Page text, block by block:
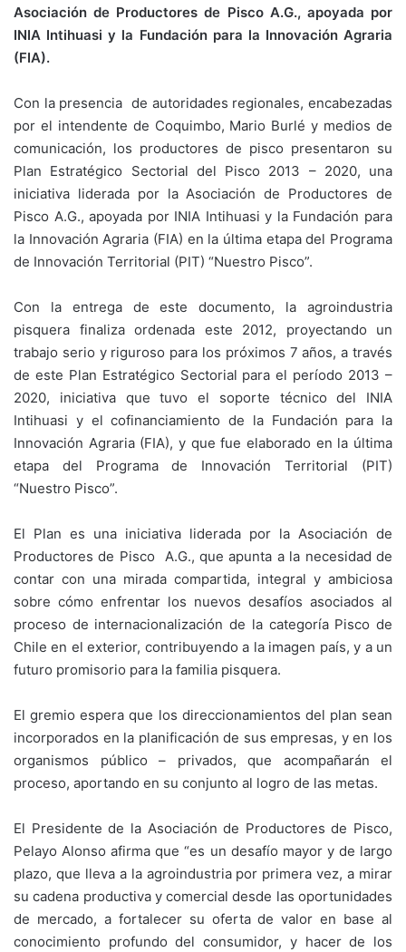
Asociación de Productores de Pisco A.G., apoyada por
INIA Intihuasi y la Fundación para la Innovación Agraria
(FIA).
Con la presencia de autoridades regionales, encabezadas
por el intendente de Coquimbo, Mario Burlé y medios de
comunicación, los productores de pisco presentaron su
Plan Estratégico Sectorial del Pisco 2013 – 2020, una
iniciativa liderada por la Asociación de Productores de
Pisco A.G., apoyada por INIA Intihuasi y la Fundación para
la Innovación Agraria (FIA) en la última etapa del Programa
de Innovación Territorial (PIT) “Nuestro Pisco”.
Con la entrega de este documento, la agroindustria
pisquera finaliza ordenada este 2012, proyectando un
trabajo serio y riguroso para los próximos 7 años, a través
de este Plan Estratégico Sectorial para el período 2013 –
2020, iniciativa que tuvo el soporte técnico del INIA
Intihuasi y el cofinanciamiento de la Fundación para la
Innovación Agraria (FIA), y que fue elaborado en la última
etapa del Programa de Innovación Territorial (PIT)
“Nuestro Pisco”.
El Plan es una iniciativa liderada por la Asociación de
Productores de Pisco A.G., que apunta a la necesidad de
contar con una mirada compartida, integral y ambiciosa
sobre cómo enfrentar los nuevos desafíos asociados al
proceso de internacionalización de la categoría Pisco de
Chile en el exterior, contribuyendo a la imagen país, y a un
futuro promisorio para la familia pisquera.
El gremio espera que los direccionamientos del plan sean
incorporados en la planificación de sus empresas, y en los
organismos público – privados, que acompañarán el
proceso, aportando en su conjunto al logro de las metas.
El Presidente de la Asociación de Productores de Pisco,
Pelayo Alonso afirma que “es un desafío mayor y de largo
plazo, que lleva a la agroindustria por primera vez, a mirar
su cadena productiva y comercial desde las oportunidades
de mercado, a fortalecer su oferta de valor en base al
conocimiento profundo del consumidor, y hacer de los